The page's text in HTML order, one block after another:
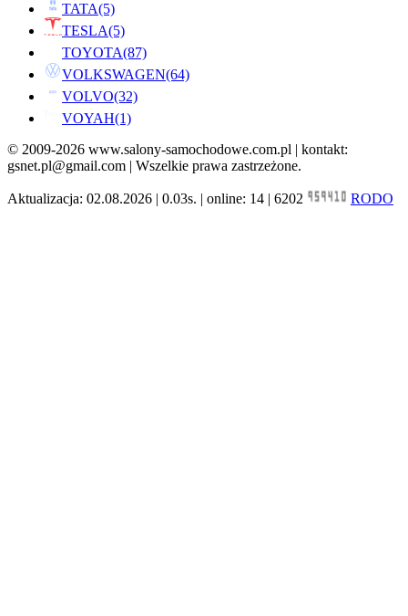
TATA(5)
TESLA(5)
TOYOTA(87)
VOLKSWAGEN(64)
VOLVO(32)
VOYAH(1)
© 2009-2026 www.salony-samochodowe.com.pl | kontakt:
gsnet.pl@gmail.com | Wszelkie prawa zastrzeżone.
Aktualizacja: 02.08.2026 | 0.03s. | online: 14 | 6202 RODO